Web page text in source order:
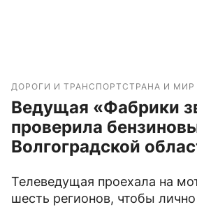
ДОРОГИ И ТРАНСПОРТСТРАНА И МИР
Ведущая «Фабрики
проверила
Волгоградской
Телеведущая проехала на
шесть регионов, чтобы